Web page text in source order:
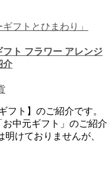
フト フラワー アレンジ
介
フト】のご紹介です。
中元ギフト」のご紹介
けておりませんが、